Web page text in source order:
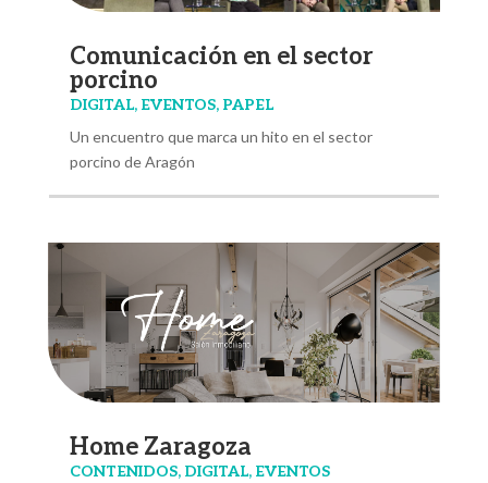
Comunicación en el sector
porcino
DIGITAL, EVENTOS, PAPEL
Un encuentro que marca un hito en el sector
porcino de Aragón
Home Zaragoza
CONTENIDOS, DIGITAL, EVENTOS